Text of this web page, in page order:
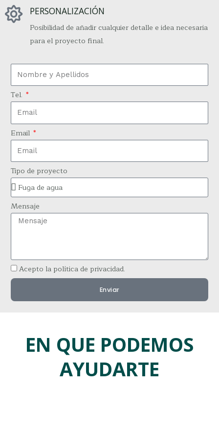
PERSONALIZACIÓN
Posibilidad de añadir cualquier detalle e idea necesaria
para el proyecto final.
Tel.
Email
Tipo de proyecto
Mensaje
Acepto la política de privacidad.
Enviar
EN QUE PODEMOS
AYUDARTE